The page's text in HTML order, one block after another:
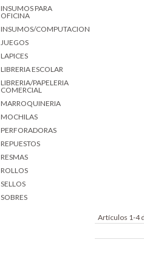
INSUMOS PARA
OFICINA
INSUMOS/COMPUTACION
JUEGOS
LAPICES
LIBRERIA ESCOLAR
LIBRERIA/PAPELERIA
COMERCIAL
MARROQUINERIA
MOCHILAS
PERFORADORAS
REPUESTOS
RESMAS
ROLLOS
SELLOS
SOBRES
Artículos 1-4